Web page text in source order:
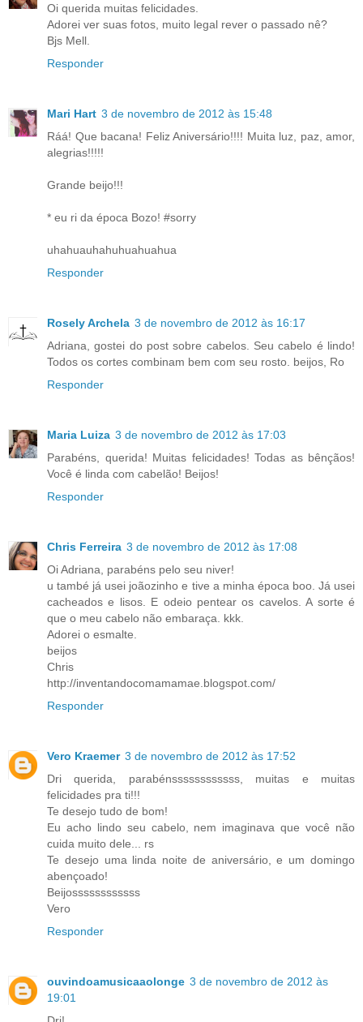
Oi querida muitas felicidades.
Adorei ver suas fotos, muito legal rever o passado nê?
Bjs Mell.
Responder
Mari Hart 3 de novembro de 2012 às 15:48
Ráá! Que bacana! Feliz Aniversário!!!! Muita luz, paz, amor,
alegrias!!!!!
Grande beijo!!!
* eu ri da época Bozo! #sorry
uhahuauhahuhuahuahua
Responder
Rosely Archela 3 de novembro de 2012 às 16:17
Adriana, gostei do post sobre cabelos. Seu cabelo é lindo!
Todos os cortes combinam bem com seu rosto. beijos, Ro
Responder
Maria Luiza 3 de novembro de 2012 às 17:03
Parabéns, querida! Muitas felicidades! Todas as bênçãos!
Você é linda com cabelão! Beijos!
Responder
Chris Ferreira 3 de novembro de 2012 às 17:08
Oi Adriana, parabéns pelo seu niver!
u també já usei joãozinho e tive a minha época boo. Já usei
cacheados e lisos. E odeio pentear os cavelos. A sorte é
que o meu cabelo não embaraça. kkk.
Adorei o esmalte.
beijos
Chris
http://inventandocomamamae.blogspot.com/
Responder
Vero Kraemer 3 de novembro de 2012 às 17:52
Dri querida, parabénssssssssssss, muitas e muitas
felicidades pra ti!!!
Te desejo tudo de bom!
Eu acho lindo seu cabelo, nem imaginava que você não
cuida muito dele... rs
Te desejo uma linda noite de aniversário, e um domingo
abençoado!
Beijossssssssssss
Vero
Responder
ouvindoamusicaaolonge 3 de novembro de 2012 às
19:01